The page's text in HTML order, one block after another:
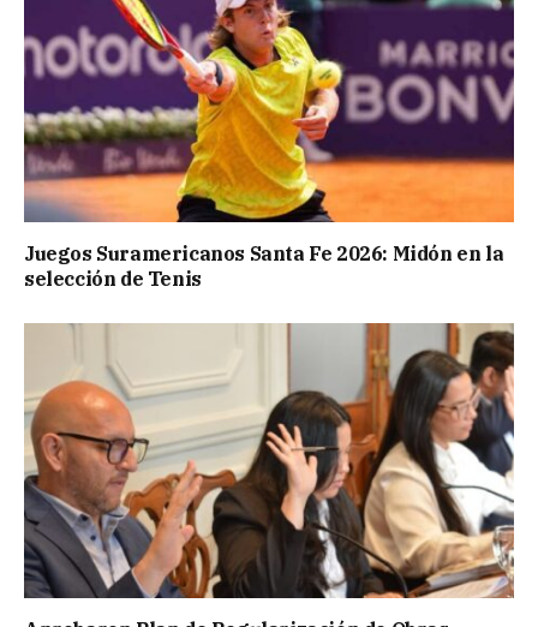
Juegos Suramericanos Santa Fe 2026: Midón en la
selección de Tenis